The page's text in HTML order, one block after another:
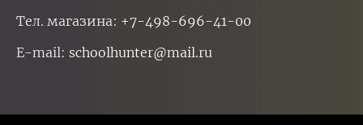
Тел. магазина: +7-498-696-41-00
E-mail: schoolhunter@mail.ru